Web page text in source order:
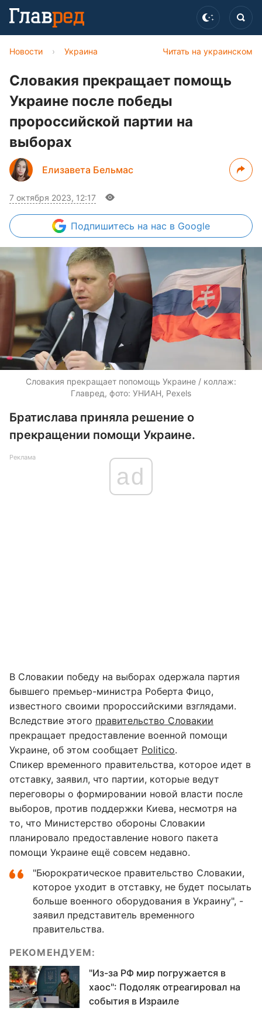
Читать на украинском
Новости › Украина
Словакия прекращает помощь
Украине после победы
пророссийской партии на
выборах
Елизавета Бельмас
7 октября 2023, 12:17
Подпишитесь на нас в Google
Словакия прекращает попомощь Украине / коллаж:
Главред, фото: УНИАН, Pexels
Братислава приняла решение о
прекращении помощи Украине.
Реклама
ad
В Словакии победу на выборах одержала партия
бывшего премьер-министра Роберта Фицо,
известного своими пророссийскими взглядами.
Вследствие этого правительство Словакии
прекращает предоставление военной помощи
Украине, об этом сообщает Politico.
Спикер временного правительства, которое идет в
отставку, заявил, что партии, которые ведут
переговоры о формировании новой власти после
выборов, против поддержки Киева, несмотря на
то, что Министерство обороны Словакии
планировало предоставление нового пакета
помощи Украине ещё совсем недавно.
"Бюрократическое правительство Словакии,
которое уходит в отставку, не будет посылать
больше военного оборудования в Украину", -
заявил представитель временного
правительства.
РЕКОМЕНДУЕМ:
"Из-за РФ мир погружается в
хаос": Подоляк отреагировал на
события в Израиле